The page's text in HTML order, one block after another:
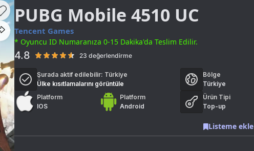
PUBG Mobile 4510 UC
Tencent Games
* Oyuncu ID Numaranıza 0-15 Dakika'da Teslim Edilir.
4.8 23 değerlendirme
Şurada aktif edilebilir: Türkiye
Ülke kısıtlamalarını görüntüle
Bölge
Türkiye
Platform
IOS
Platform
Android
Ürün Tipi
Top-up
Listeme ekle